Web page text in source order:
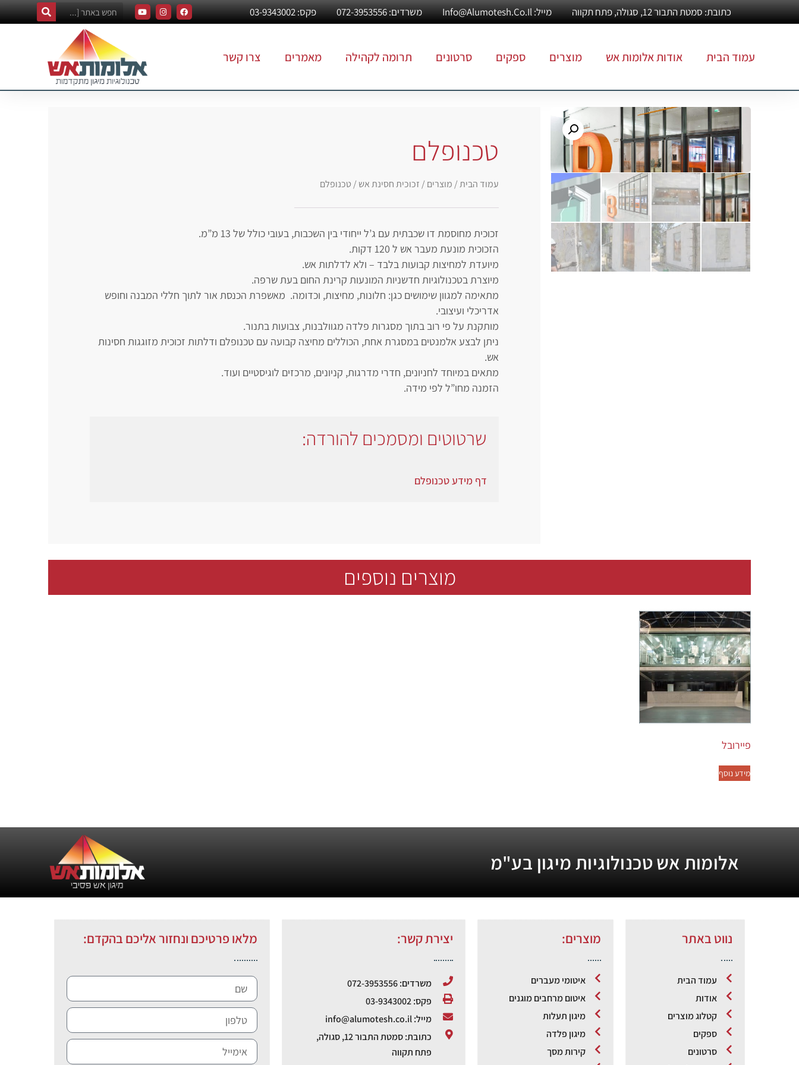
כתובת: סמטת התבור 12, סגולה, פתח תקווה מייל: Info@alumotesh.co.il משרדים: 072-3953556 פקס: 03-9343002
עמוד הבית אודות אלומות אש מוצרים ספקים סרטונים תרומה לקהילה מאמרים צרו קשר
טכנופלם
עמוד הבית/מוצרים /זכוכית חסינת אש / טכנופלם
זכוכית מחוסמת דו שכבתית עם ג’ל ייחודי בין השכבות, בעובי כולל של 13 מ”מ.
הזכוכית מונעת מעבר אש ל 120 דקות.
מיועדת למחיצות קבועות בלבד – ולא לדלתות אש.
מיוצרת בטכנולוגיות חדשניות המונעות קרינת החום בעת שרפה.
מתאימה למגוון שימושים כגן: חלונות, מחיצות, וכדומה. מאשפרת הכנסת אור לתוך חללי המבנה וחופש
אדריכלי ועיצובי.
מותקנת על פי רוב בתוך מסגרות פלדה מגוולבנות, צבועות בתנור.
ניתן לבצע אלמנטים במסגרת אחת, הכוללים מחיצה קבועה עם טכנופלם ודלתות זכוכית מזוגגות חסינות
אש.
מתאים במיוחד לחניונים, חדרי מדרגות, קניונים, מרכזים לוגיסטיים ועוד.
הזמנה מחו”ל לפי מידה.
שרטוטים ומסמכים להורדה:
דף מידע טכנופלם
מוצרים נוספים
פיירובל
מידע נוסף
אלומות אש טכנולוגיות מיגון בע"מ
נווט באתר
עמוד הבית
אודות
קטלוג מוצרים
ספקים
סרטונים
מוצרים:
איטומי מעברים
איטום מרחבים מוגנים
מיגון תעלות
מיגון פלדה
קירות מסך
יצירת קשר:
משרדים: 072-3953556
פקס: 03-9343002
מייל: info@alumotesh.co.il
כתובת: סמטת התבור 12, סגולה,
פתח תקווה
מלאו פרטיכם ונחזור אליכם בהקדם: